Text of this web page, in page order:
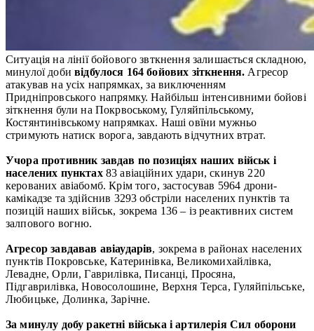
Ситуація на лінії бойового звткнення залишається складною,
минулої доби відбулося 164 бойових зіткнення. Агресор
атакував на усіх напрямках, за виключенням
Придніпровського напрямку. Найбільш інтенсивними бойові
зіткнення були на Покрвоському, Гуляйпільському,
Костянтинівському напрямках. Наші овїни мужньо
стримують натиск ворога, завдають відчутних втрат.
Учора противник завдав по позиціях наших військ і
населених пунктах 83 авіаційних удари, скинув 220
керованих авіабомб. Крім того, застосував 5964 дрони-
камікадзе та здійснив 3293 обстріли населених пунктів та
позицій наших військ, зокрема 136 – із реактивних систем
залпового вогню.
Агресор завдавав авіаударів, зокрема в районах населених
пунктів Покровське, Катеринівка, Великомихайлівка,
Левадне, Орли, Гаврилівка, Писанці, Просяна,
Підгаврилівка, Новосолошине, Верхня Терса, Гуляйпільське,
Любицьке, Долинка, Зарічне.
За минулу добу ракетні війська і артилерія Сил оборони